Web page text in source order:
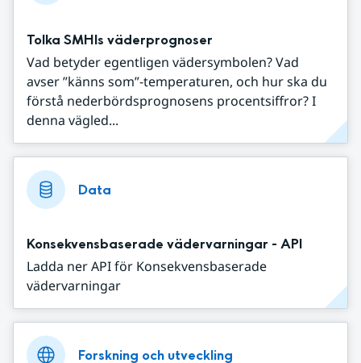
Tolka SMHIs väderprognoser
Vad betyder egentligen vädersymbolen? Vad
avser ”känns som”-temperaturen, och hur ska du
förstå nederbördsprognosens procentsiffror? I
denna vägled...
Data
Konsekvensbaserade vädervarningar - API
Ladda ner API för Konsekvensbaserade
vädervarningar
Forskning och utveckling